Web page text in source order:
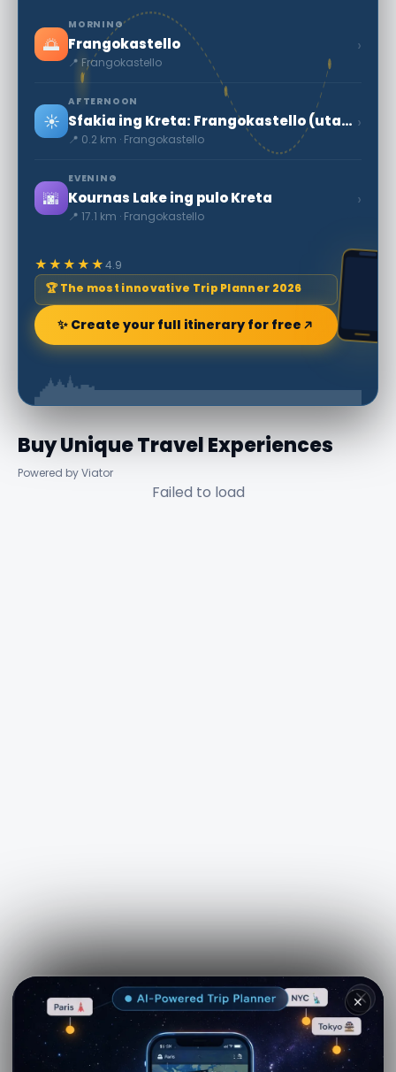
🌅
MORNING
Frangokastello
📍 Frangokastello
›
☀️
AFTERNOON
Sfakia ing Kreta: Frangokastello (utawa Frangocastello)
📍 0.2 km · Frangokastello
›
🌆
EVENING
Kournas Lake ing pulo Kreta
📍 17.1 km · Frangokastello
›
★★★★★4.9
🏆 The most innovative Trip Planner 2026
✨ Create your full itinerary for free
Buy Unique Travel Experiences
Powered by Viator
Failed to load
See more on Viator.com ✕